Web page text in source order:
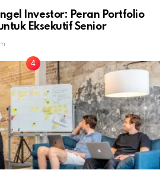
Investor: Peran Portfolio
Eksekutif Senior